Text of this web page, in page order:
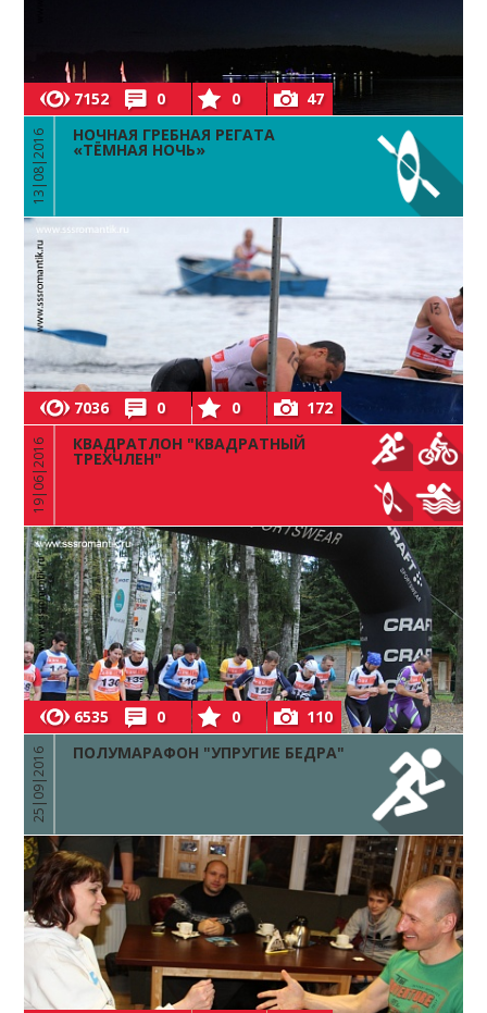
7152 0 0 47
13|08|2016 НОЧНАЯ ГРЕБНАЯ РЕГАТА
«ТЁМНАЯ НОЧЬ»
7036 0 0 172
19|06|2016 КВАДРАТЛОН "КВАДРАТНЫЙ
ТРЕХЧЛЕН"
6535 0 0 110
25|09|2016 ПОЛУМАРАФОН "УПРУГИЕ БЕДРА"